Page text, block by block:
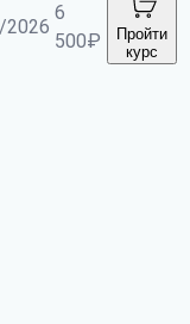
6
500₽
Пройти
курс